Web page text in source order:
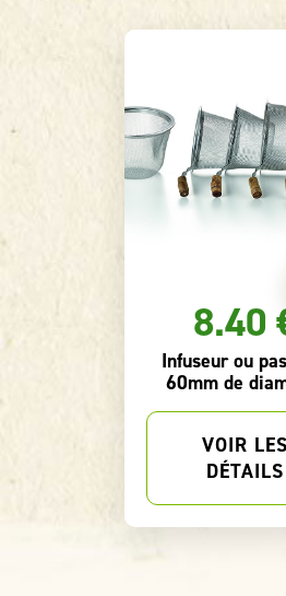
8.40 €
Infuseur ou passoire
60mm de diamètre
VOIR LES
DÉTAILS